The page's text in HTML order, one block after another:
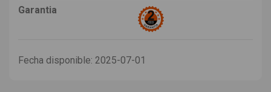
Garantia
Fecha disponible: 2025-07-01